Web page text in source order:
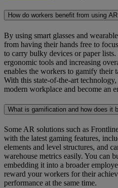
How do workers benefit from using
By using smart glasses and
from having their hands free to
to carry bulky devices or paper
ergonomic tools and increasing
enables the workers to gamify their
With this state-of-the-art
modern workplace and become an
What is gamification and how does it
Some AR solutions such as
with the latest gaming features,
elements and level structures, and
warehouse metrics easily. You can
embedding it into a broader
reward your workers for their
performance at the same time.